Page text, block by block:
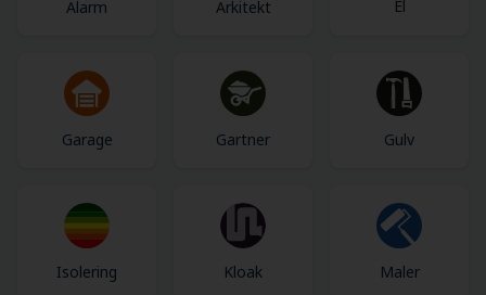
Alarm Arkitekt El
Garage Gartner Gulv
Isolering Kloak Maler